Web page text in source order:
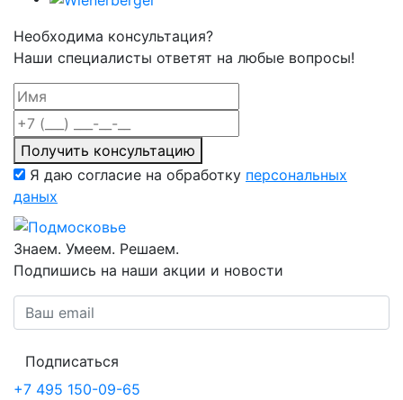
Необходима консультация?
Наши специалисты ответят на любые вопросы!
Получить консультацию
Я даю согласие на обработку персональных
даных
Знаем. Умеем. Решаем.
Подпишись на наши акции и новости
Подписаться
+7 495 150-09-65